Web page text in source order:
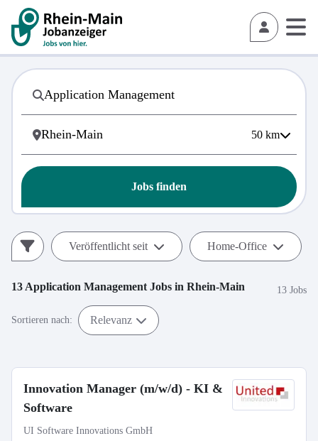
50 km
Jobs finden
Veröffentlicht seit Home-Office
13 Application Management Jobs in Rhein-Main 13 Jobs
Sortieren nach: Relevanz
Innovation Manager (m/w/d) - KI &
Software
UI Software Innovations GmbH